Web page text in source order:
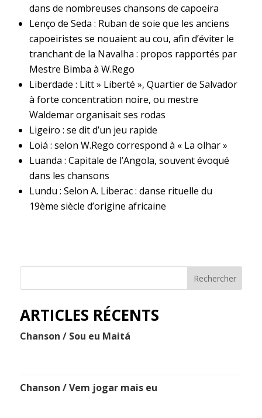
dans de nombreuses chansons de capoeira
Lenço de Seda : Ruban de soie que les anciens
capoeiristes se nouaient au cou, afin d’éviter le
tranchant de la Navalha : propos rapportés par
Mestre Bimba à W.Rego
Liberdade : Litt » Liberté », Quartier de Salvador
à forte concentration noire, ou mestre
Waldemar organisait ses rodas
Ligeiro : se dit d’un jeu rapide
Loiá : selon W.Rego correspond à « La olhar »
Luanda : Capitale de l’Angola, souvent évoqué
dans les chansons
Lundu : Selon A. Liberac : danse rituelle du
19ème siècle d’origine africaine
Rechercher
ARTICLES RÉCENTS
Chanson / Sou eu Maitá
Chanson / Vem jogar mais eu